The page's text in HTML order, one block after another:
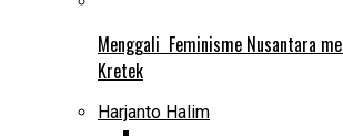
Menggali Feminisme Nusantara
Kretek
Harjanto Halim